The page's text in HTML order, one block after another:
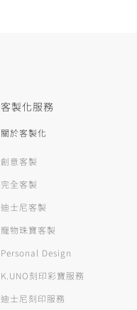
客製化服務
關於客製化
創意客製
完全客製
迪士尼客製
寵物珠寶客製
Personal Design
K.UNO刻印彩寶服務
迪士尼刻印服務